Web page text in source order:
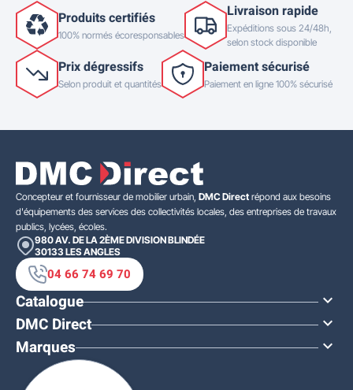
Produits certifiés
100% normés écoresponsables
Livraison rapide
Expéditions sous 24/48h,
selon stock disponible
Prix dégressifs
Selon produit et quantités
Paiement sécurisé
Paiement en ligne 100% sécurisé
Concepteur et fournisseur de mobilier urbain, DMC Direct répond aux besoins
d'équipements des services des collectivités locales, des entreprises de travaux
publics, lycées, écoles.
980 AV. DE LA 2ÈME DIVISION BLINDÉE
30133 LES ANGLES
04 66 74 69 70
Catalogue 
DMC Direct 
Marques 